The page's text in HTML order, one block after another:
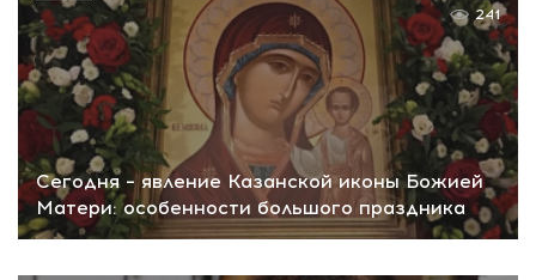
Сегодня – явление Казанской иконы Божией
Матери: особенности большого праздника
241